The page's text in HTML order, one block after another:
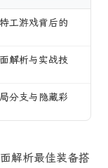
工游戏背后的
解析与实战技
分支与隐藏彩
解析最佳装备搭